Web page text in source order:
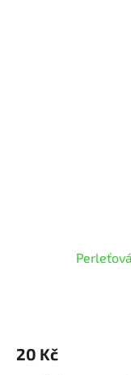
20 Kč